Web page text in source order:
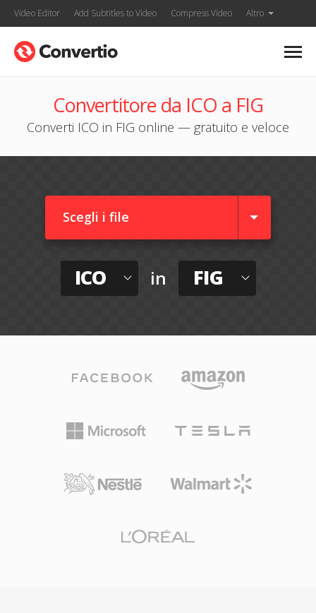
Video Editor Add Subtitles to Video Compress Video Altro
Convertitore da ICO a FIG
Converti ICO in FIG online — gratuito e veloce
Scegli i file
ICO in FIG